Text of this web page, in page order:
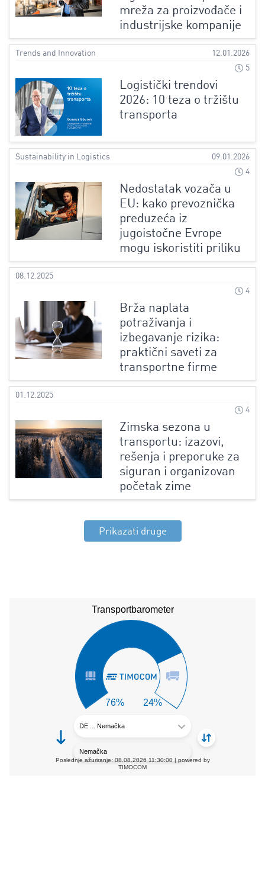
mreža za proizvođače i
industrijske kompanije
Trends and Innovation
12.01.2026
5
Logistički trendovi
2026: 10 teza o tržištu
transporta
Sustainability in Logistics
09.01.2026
4
Nedostatak vozača u
EU: kako prevoznička
preduzeća iz
jugoistočne Evrope
mogu iskoristiti priliku
08.12.2025
4
Brža naplata
potraživanja i
izbegavanje rizika:
praktični saveti za
transportne firme
01.12.2025
4
Zimska sezona u
transportu: izazovi,
rešenja i preporuke za
siguran i organizovan
početak zime
Prikazati druge